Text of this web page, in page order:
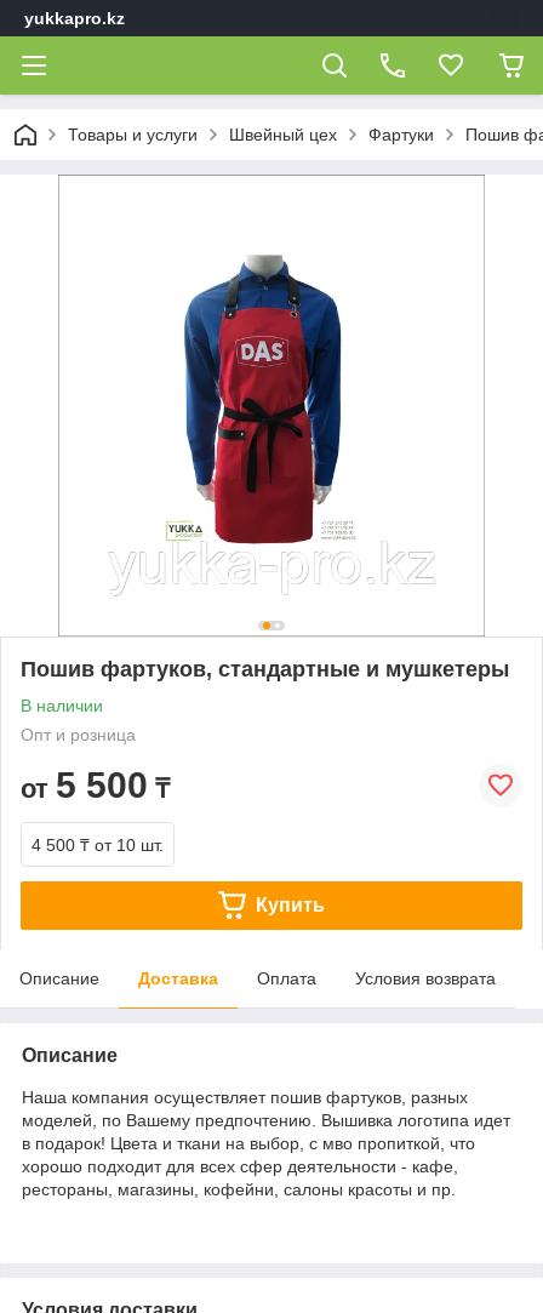
yukkapro.kz
Товары и услуги Швейный цех Фартуки Пошив
Пошив фартуков, стандартные и мушкетеры
В наличии
Опт и розница
от 5 500 ₸
4 500 ₸ от 10 шт.
Купить
Описание Доставка Оплата Условия возврата
Описание
Наша компания осуществляет пошив фартуков, разных
моделей, по Вашему предпочтению. Вышивка логотипа идет
в подарок! Цвета и ткани на выбор, с мво пропиткой, что
хорошо подходит для всех сфер деятельности - кафе,
рестораны, магазины, кофейни, салоны красоты и пр.